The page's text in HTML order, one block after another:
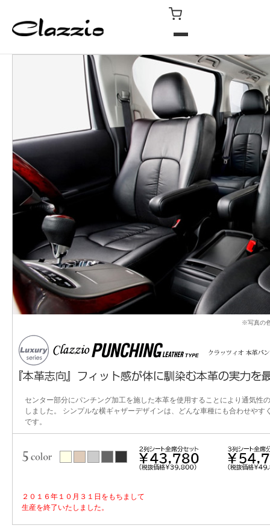
※写真の
センター部分にパンチング加工を施した本革を使用することにより通気性
しました。 シンプルな横ギャザーデザインは、どんな車種にも合わせや
です。
２０１６年１０月３１日をもちまして
生産を終了いたしました。